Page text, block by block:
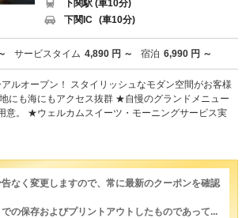
下関駅 (車10分)
下関IC (車10分)
サービスタイム 4,890 円 ～ 宿泊 6,990 円 ～
ルオープン！ スタイリッシュなモダン空間がお客様
にも海にもアクセス抜群 ★自慢のグランドメニュー
意。 ★ウェルカムスイーツ・モーニングサービス実
なく変更しますので、常に最新のクーポンを確認
の保存およびプリントアウトしたものであって...